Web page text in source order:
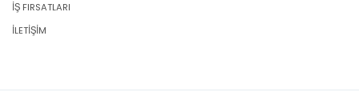
İŞ FIRSATLARI
İLETİŞİM